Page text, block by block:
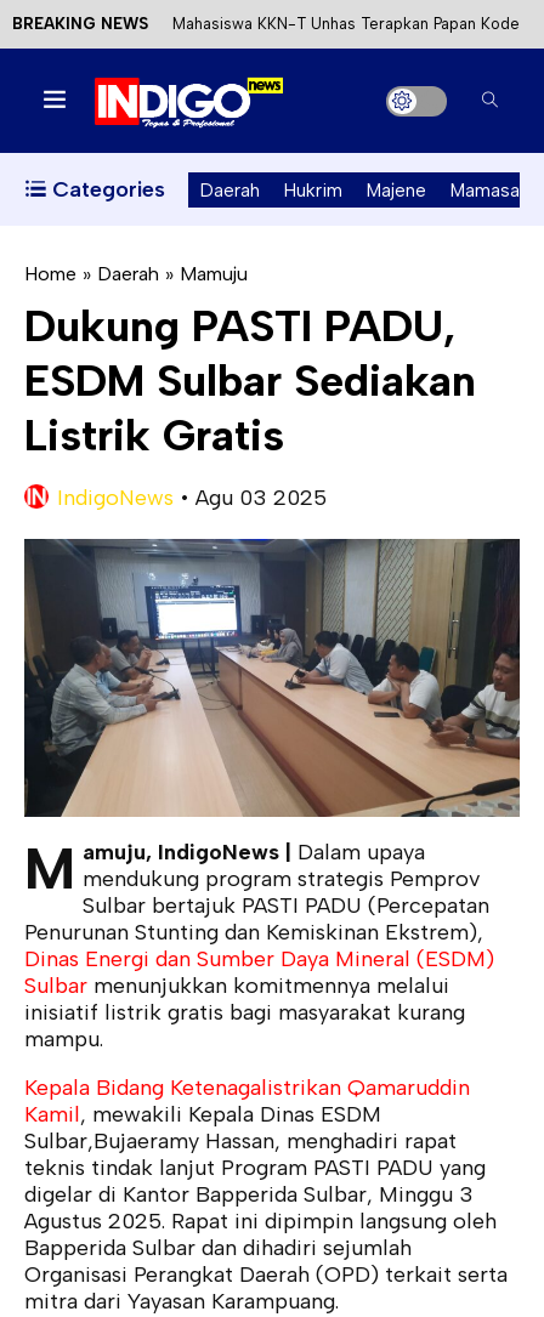
BREAKING NEWS Mahasiswa KKN-T Unhas Terapkan Papan Kode
Etik Wisata di Pantai Lawere Desa Lotang Salo
Satu DPO Pengeroyokan SPBU Tapalang
Ditangkap, Satu Lagi Kabur ke Kalimantan
Perizinan Air Tanah melalui Aplikasi SAPO
Kecewa Kapolresta Absen, APPK Mamuju
Soroti Kejanggalan Kasus Tambang Emas Ilegal
Categories Daerah Hukrim Majene Mamasa
Home » Daerah » Mamuju
Dukung PASTI PADU,
ESDM Sulbar Sediakan
Listrik Gratis
IndigoNews • Agu 03 2025
M amuju, IndigoNews |
Dalam upaya
mendukung program strategis Pemprov
Sulbar bertajuk PASTI PADU (Percepatan
Penurunan Stunting dan Kemiskinan Ekstrem),
Dinas Energi dan Sumber Daya Mineral (ESDM)
Sulbar menunjukkan komitmennya melalui
inisiatif listrik gratis bagi masyarakat kurang
mampu.
Kepala Bidang Ketenagalistrikan Qamaruddin
Kamil, mewakili Kepala Dinas ESDM
Sulbar,Bujaeramy Hassan, menghadiri rapat
teknis tindak lanjut Program PASTI PADU yang
digelar di Kantor Bapperida Sulbar, Minggu 3
Agustus 2025. Rapat ini dipimpin langsung oleh
Bapperida Sulbar dan dihadiri sejumlah
Organisasi Perangkat Daerah (OPD) terkait serta
mitra dari Yayasan Karampuang.